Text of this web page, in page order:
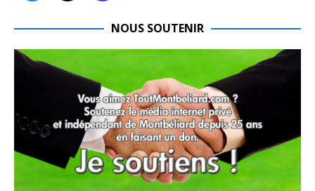
NOUS SOUTENIR